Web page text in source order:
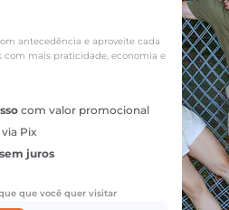
antecedência e aproveite cada
com mais praticidade, economia e
com valor promocional
Pix
juros
que você quer visitar